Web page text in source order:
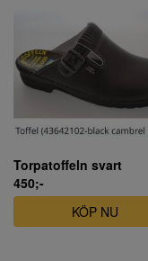
Torpatoffeln svart
450;-
KÖP NU